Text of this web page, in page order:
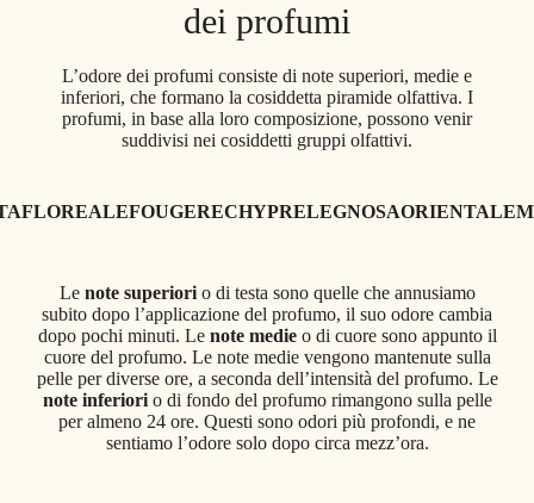
dei profumi
L’odore dei profumi consiste di note superiori, medie e
inferiori, che formano la cosiddetta piramide olfattiva. I
profumi, in base alla loro composizione, possono venir
suddivisi nei cosiddetti gruppi olfattivi.
FLOREALEFOUGERECHYPRELEGNOSAORIENTALE
Le note superiori o di testa sono quelle che annusiamo
subito dopo l’applicazione del profumo, il suo odore cambia
dopo pochi minuti. Le note medieo di cuore sono appunto il
cuore del profumo. Le note medie vengono mantenute sulla
pelle per diverse ore, a seconda dell’intensità del profumo. Le
note inferiorio di fondo del profumo rimangono sulla pelle
per almeno 24 ore. Questi sono odori più profondi, e ne
sentiamo l’odore solo dopo circa mezz’ora.